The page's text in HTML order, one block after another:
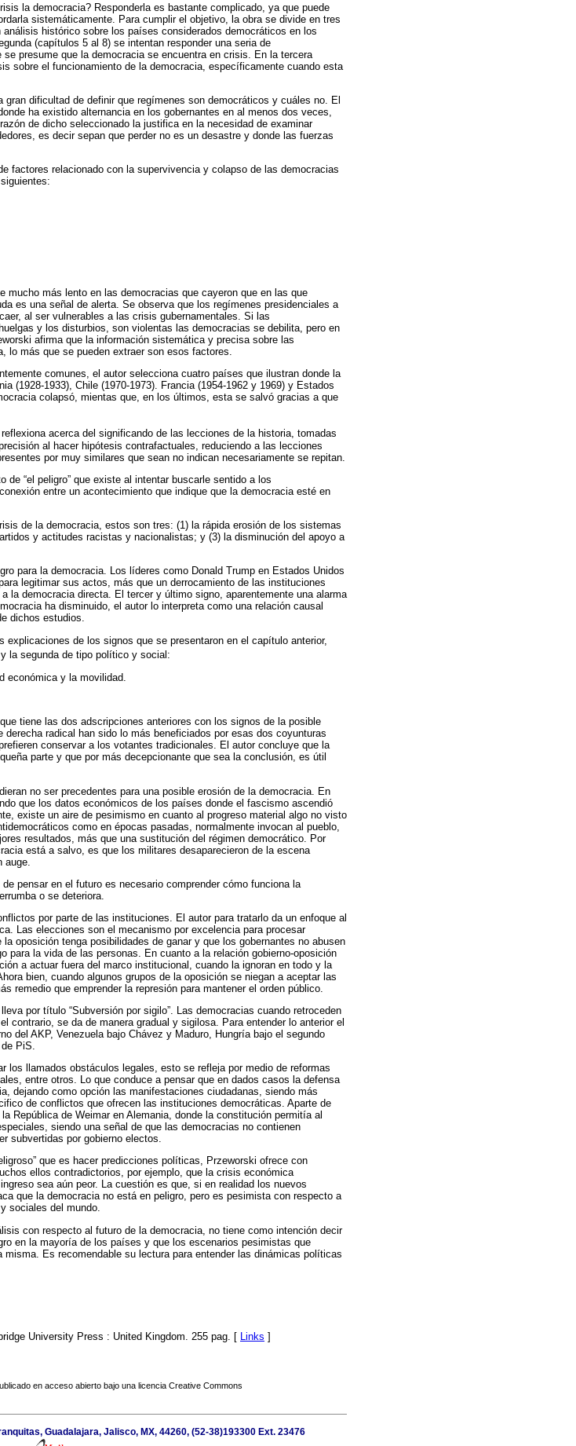
la democracia? Responderla es bastante complicado, ya que puede
sistemáticamente. Para cumplir el objetivo, la obra se divide en tres
histórico sobre los países considerados democráticos en los
(capítulos 5 al 8) se intentan responder una seria de
presume que la democracia se encuentra en crisis. En la tercera
sobre el funcionamiento de la democracia, específicamente cuando esta
dificultad de definir que regímenes son democráticos y cuáles no. El
ha existido alternancia en los gobernantes en al menos dos veces,
de dicho seleccionado la justifica en la necesidad de examinar
es decir sepan que perder no es un desastre y donde las fuerzas
factores relacionado con la supervivencia y colapso de las democracias
mucho más lento en las democracias que cayeron que en las que
es una señal de alerta. Se observa que los regímenes presidenciales a
al ser vulnerables a las crisis gubernamentales. Si las
y los disturbios, son violentas las democracias se debilita, pero en
afirma que la información sistemática y precisa sobre las
lo más que se pueden extraer son esos factores.
comunes, el autor selecciona cuatro países que ilustran donde la
(1928-1933), Chile (1970-1973). Francia (1954-1962 y 1969) y Estados
colapsó, mientas que, en los últimos, esta se salvó gracias a que
reflexiona acerca del significando de las lecciones de la historia, tomadas
al hacer hipótesis contrafactuales, reduciendo a las lecciones
por muy similares que sean no indican necesariamente se repitan.
de “el peligro” que existe al intentar buscarle sentido a los
entre un acontecimiento que indique que la democracia esté en
de la democracia, estos son tres: (1) la rápida erosión de los sistemas
y actitudes racistas y nacionalistas; y (3) la disminución del apoyo a
para la democracia. Los líderes como Donald Trump en Estados Unidos
legitimar sus actos, más que un derrocamiento de las instituciones
la democracia directa. El tercer y último signo, aparentemente una alarma
ha disminuido, el autor lo interpreta como una relación causal
dichos estudios.
de los signos que se presentaron en el capítulo anterior,
la segunda de tipo político y social:
económica y la movilidad.
tiene las dos adscripciones anteriores con los signos de la posible
radical han sido lo más beneficiados por esas dos coyunturas
conservar a los votantes tradicionales. El autor concluye que la
parte y que por más decepcionante que sea la conclusión, es útil
no ser precedentes para una posible erosión de la democracia. En
que los datos económicos de los países donde el fascismo ascendió
existe un aire de pesimismo en cuanto al progreso material algo no visto
como en épocas pasadas, normalmente invocan al pueblo,
resultados, más que una sustitución del régimen democrático. Por
está a salvo, es que los militares desaparecieron de la escena
pensar en el futuro es necesario comprender cómo funciona la
o se deteriora.
por parte de las instituciones. El autor para tratarlo da un enfoque al
Las elecciones son el mecanismo por excelencia para procesar
oposición tenga posibilidades de ganar y que los gobernantes no abusen
para la vida de las personas. En cuanto a la relación gobierno-oposición
a actuar fuera del marco institucional, cuando la ignoran en todo y la
bien, cuando algunos grupos de la oposición se niegan a aceptar las
remedio que emprender la represión para mantener el orden público.
por título “Subversión por sigilo”. Las democracias cuando retroceden
contrario, se da de manera gradual y sigilosa. Para entender lo anterior el
del AKP, Venezuela bajo Chávez y Maduro, Hungría bajo el segundo
PiS.
los llamados obstáculos legales, esto se refleja por medio de reformas
entre otros. Lo que conduce a pensar que en dados casos la defensa
dejando como opción las manifestaciones ciudadanas, siendo más
de conflictos que ofrecen las instituciones democráticas. Aparte de
República de Weimar en Alemania, donde la constitución permitía al
siendo una señal de que las democracias no contienen
subvertidas por gobierno electos.
que es hacer predicciones políticas, Przeworski ofrece con
ellos contradictorios, por ejemplo, que la crisis económica
sea aún peor. La cuestión es que, si en realidad los nuevos
que la democracia no está en peligro, pero es pesimista con respecto a
sociales del mundo.
con respecto al futuro de la democracia, no tiene como intención decir
en la mayoría de los países y que los escenarios pesimistas que
Es recomendable su lectura para entender las dinámicas políticas
University Press : United Kingdom. 255 pag. [ Links ]
en acceso abierto bajo una licencia Creative Commons
Guadalajara, Jalisco, MX, 44260, (52-38)193300 Ext. 23476